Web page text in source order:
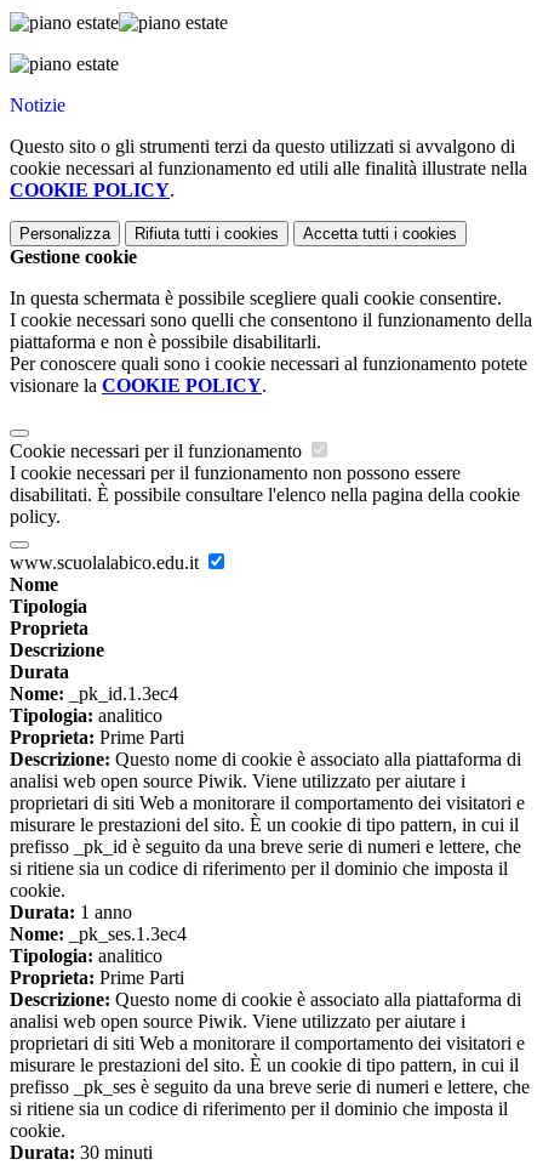
Notizie
Questo sito o gli strumenti terzi da questo utilizzati si avvalgono di
cookie necessari al funzionamento ed utili alle finalità illustrate nella
COOKIE POLICY.
Personalizza Rifiuta tutti i cookies Accetta tutti i cookies
Gestione cookie
In questa schermata è possibile scegliere quali cookie consentire.
I cookie necessari sono quelli che consentono il funzionamento della
piattaforma e non è possibile disabilitarli.
Per conoscere quali sono i cookie necessari al funzionamento potete
visionare la COOKIE POLICY.
Cookie necessari per il funzionamento
I cookie necessari per il funzionamento non possono essere
disabilitati. È possibile consultare l'elenco nella pagina della cookie
policy.
www.scuolalabico.edu.it
Nome
Tipologia
Proprieta
Descrizione
Durata
Nome: _pk_id.1.3ec4
Tipologia: analitico
Proprieta: Prime Parti
Descrizione: Questo nome di cookie è associato alla piattaforma di
analisi web open source Piwik. Viene utilizzato per aiutare i
proprietari di siti Web a monitorare il comportamento dei visitatori e
misurare le prestazioni del sito. È un cookie di tipo pattern, in cui il
prefisso _pk_id è seguito da una breve serie di numeri e lettere, che
si ritiene sia un codice di riferimento per il dominio che imposta il
cookie.
Durata: 1 anno
Nome: _pk_ses.1.3ec4
Tipologia: analitico
Proprieta: Prime Parti
Descrizione: Questo nome di cookie è associato alla piattaforma di
analisi web open source Piwik. Viene utilizzato per aiutare i
proprietari di siti Web a monitorare il comportamento dei visitatori e
misurare le prestazioni del sito. È un cookie di tipo pattern, in cui il
prefisso _pk_ses è seguito da una breve serie di numeri e lettere, che
si ritiene sia un codice di riferimento per il dominio che imposta il
cookie.
Durata: 30 minuti